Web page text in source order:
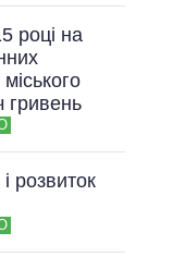
році на
гривень
розвиток